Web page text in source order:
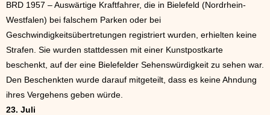
BRD 1957 – Auswärtige Kraftfahrer, die in Bielefeld (Nordrhein-
Westfalen) bei falschem Parken oder bei
Geschwindigkeitsübertretungen registriert wurden, erhielten keine
Strafen. Sie wurden stattdessen mit einer Kunstpostkarte
beschenkt, auf der eine Bielefelder Sehenswürdigkeit zu sehen war.
Den Beschenkten wurde darauf mitgeteilt, dass es keine Ahndung
ihres Vergehens geben würde.
23. Juli